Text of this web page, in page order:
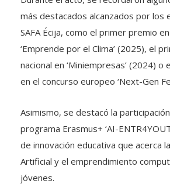
más destacados alcanzados por los
SAFA Écija, como el primer premio
‘Emprende por el Clima’ (2025), el
nacional en ‘Miniempresas’ (2024)
en el concurso europeo ‘Next-Gen
Asimismo, se destacó la
programa Erasmus+ ‘AI-
de innovación educativa que acerca
Artificial y el emprendimiento
jóvenes.